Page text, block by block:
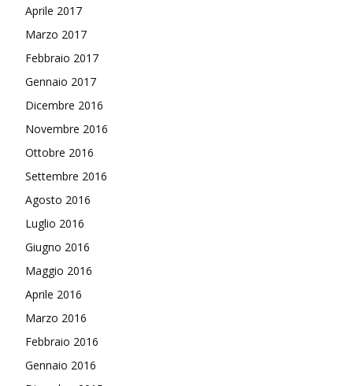
Aprile 2017
Marzo 2017
Febbraio 2017
Gennaio 2017
Dicembre 2016
Novembre 2016
Ottobre 2016
Settembre 2016
Agosto 2016
Luglio 2016
Giugno 2016
Maggio 2016
Aprile 2016
Marzo 2016
Febbraio 2016
Gennaio 2016